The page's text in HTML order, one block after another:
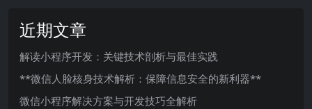
近期文章
解读小程序开发：关键技术剖析与最佳实践
**微信人脸核身技术解析：保障信息安全的新利器**
微信小程序解决方案与开发技巧全解析